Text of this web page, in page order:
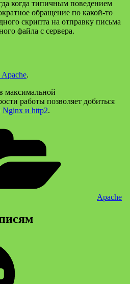
когда типичным поведением
обращение по какой-то
скрипта на отправку письма
файла с сервера.
.
максимальной
работы позволяет добиться
Nginx и http2.
Apache